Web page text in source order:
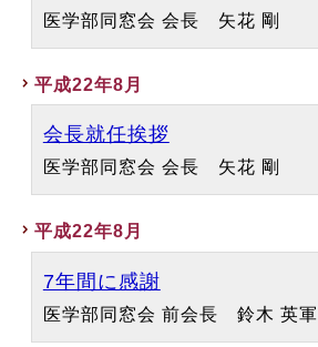
医学部同窓会 会長 矢花 剛
平成22年8月
会長就任挨拶
医学部同窓会 会長 矢花 剛
平成22年8月
7年間に感謝
医学部同窓会 前会長 鈴木 英軍